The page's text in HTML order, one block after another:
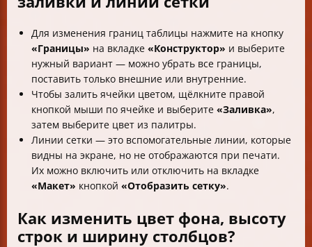
Для изменения границ таблицы нажмите на кнопку
«Границы» на вкладке «Конструктор» и выберите
нужный вариант — можно убрать все границы,
поставить только внешние или внутренние.
Чтобы залить ячейки цветом, щёлкните правой
кнопкой мыши по ячейке и выберите «Заливка»,
затем выберите цвет из палитры.
Линии сетки — это вспомогательные линии, которые
видны на экране, но не отображаются при печати.
Их можно включить или отключить на вкладке
«Макет» кнопкой «Отобразить сетку».
Как изменить цвет фона, высоту
строк и ширину столбцов?